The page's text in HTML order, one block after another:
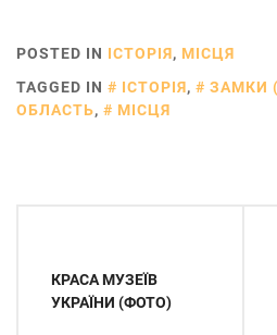
исчезновения
POSTED IN ІСТОРІЯ, МІСЦЯ
TAGGED IN
ІСТОРІЯ, ЗАМКИ
ОБЛАСТЬ, МІСЦЯ
КРАСА МУЗЕЇВ
УКРАЇНИ (ФОТО)